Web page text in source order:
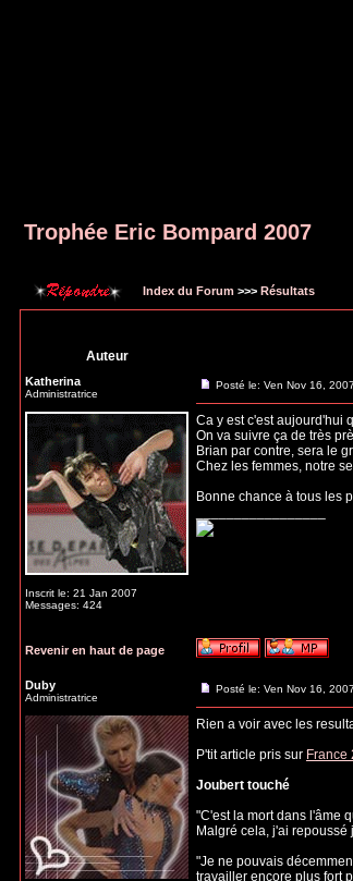
Trophée Eric Bompard 2007
Index du Forum >>> Résultats
Auteur
Katherina
Administratrice
Inscrit le: 21 Jan 2007
Messages: 424
Posté le: Ven Nov 16,
Ca y est c'est aujourd'hui
On va suivre ça de très
Brian par contre, sera le
Chez les femmes, notre
Bonne chance à tous les
Revenir en haut de page
Duby
Administratrice
Posté le: Ven Nov 16,
Rien a voir avec les
P'tit article pris sur France
Joubert touché
"C'est la mort dans l'âme
Malgré cela, j'ai
"Je ne pouvais
travailler encore plus fort